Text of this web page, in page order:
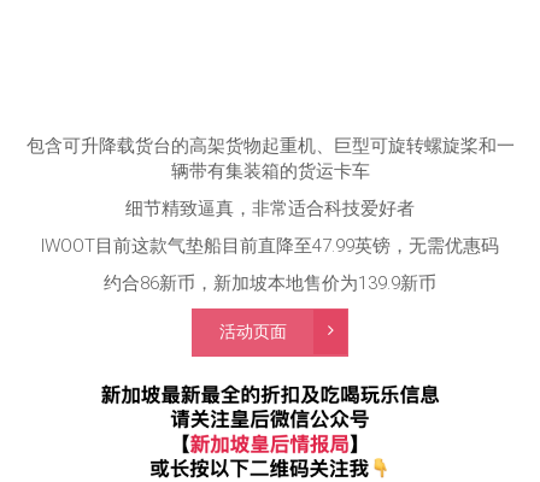
包含可升降载货台的高架货物起重机、巨型可旋转螺旋桨和一
辆带有集装箱的货运卡车
细节精致逼真，非常适合科技爱好者
IWOOT目前这款气垫船目前直降至47.99英镑，无需优惠码
约合86新币，新加坡本地售价为139.9新币
活动页面